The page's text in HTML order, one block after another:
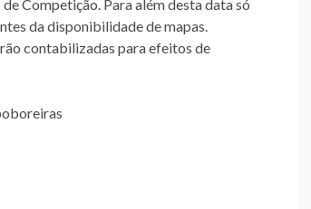
Competição. Para além desta data só
da disponibilidade de mapas.
contabilizadas para efeitos de